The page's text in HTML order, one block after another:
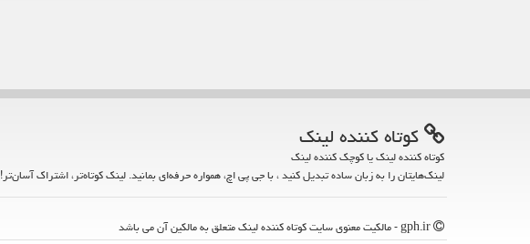
كوتاه كننده لینك
کوتاه کننده لینک یا کوچک کننده لینک
لینک‌هایتان را به زبان ساده تبدیل کنید ، با جی پی اچ، همواره حرفه‌ای بمانید. لینک کوتاه‌تر، اشتراک آسان‌تر!